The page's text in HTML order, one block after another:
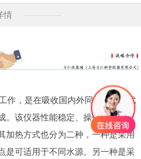
情
作，是在吸收国内外同类产品之优
。该仪器性能稳定、操作方便。产
加热方式也分为二种，一种是采用
是可适用于不同水源。另一种是采